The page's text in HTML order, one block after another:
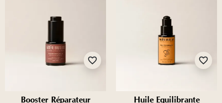
favorite_border favorite_border